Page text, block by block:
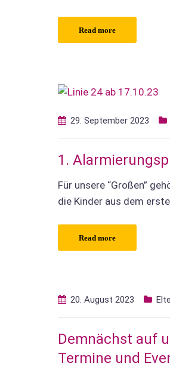
Read more
29. September 2023
1.
Für unsere “Großen”
die Kinder aus dem
Read more
20. August 2023
Demnächst auf
Termine und